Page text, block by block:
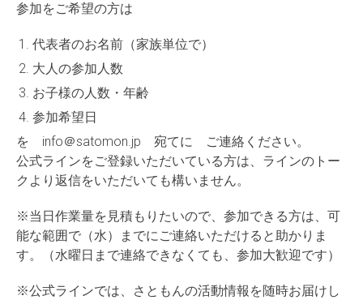
参加をご希望の方は
代表者のお名前（家族単位で）
大人の参加人数
お子様の人数・年齢
参加希望日
を info＠satomon.jp 宛てに ご連絡ください。
公式ラインをご登録いただいている方は、ラインのトー
クより返信をいただいても構いません。
※当日作業量を見積もりたいので、参加できる方は、可
能な範囲で（水）までにご連絡いただけると助かりま
す。（水曜日まで連絡できなくても、参加大歓迎です）
※公式ラインでは、さともんの活動情報を随時お届けし